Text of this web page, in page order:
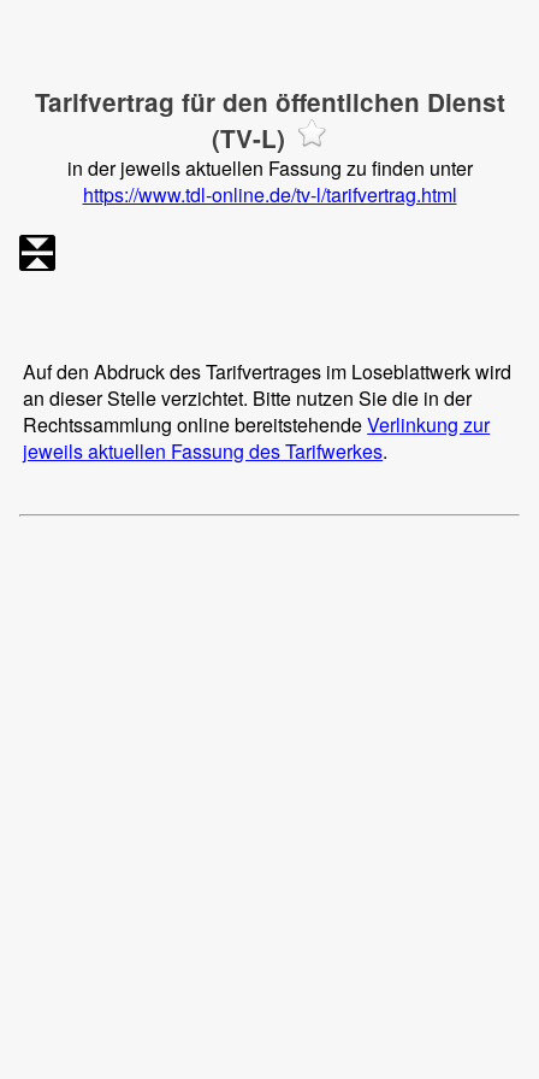
Tarifvertrag für den öffentlichen Dienst
(TV-L)
in der jeweils aktuellen Fassung zu finden unter
https://www.tdl-online.de/tv-l/tarifvertrag.html
Auf den Abdruck des Tarifvertrages im Loseblattwerk wird
an dieser Stelle verzichtet. Bitte nutzen Sie die in der
Rechtssammlung online bereitstehendeVerlinkung zur
jeweils aktuellen Fassung des Tarifwerkes.